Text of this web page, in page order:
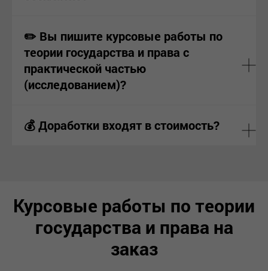
✏️ Вы пишите курсовые работы по
теории государства и права с
практической частью
(исследованием)?
💰 Доработки входят в стоимость?
Курсовые работы по теории
государства и права на
заказ